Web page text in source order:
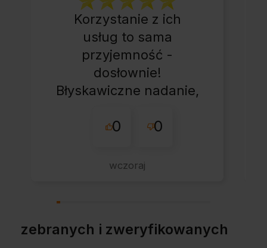
Korzystanie z ich
usług to sama
przyjemność -
dosłownie!
Błyskawiczne nadanie,
starannie
dodatkiem:-) Jakim?
0 0
wczoraj
zebranych i zweryfikowanych